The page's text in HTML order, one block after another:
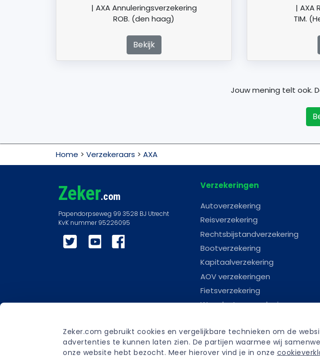
Zeker.com gebruikt cookies en vergelijkbare technieken om de
advertenties te kunnen laten zien. De partijen waarmee wij
onze website hebt bezocht. Meer hierover vind je in onze
| AXA Annuleringsverzekering
ROB. (den haag)
Bekijk
| AXA
TIM.
Jouw mening telt ook.
Home > Verzekeraars > AXA
Zeker.com
Twitter YouTube
Verzekeringen
Autoverzekering
Reisverzekering
Rechtsbijstandverzekering
Bootverzekering
Kapitaalverzekering
AOV verzekeringen
Fietsverzekering
Woonlastenverzekering
Caravanverzekering
Begrafenisverzekering